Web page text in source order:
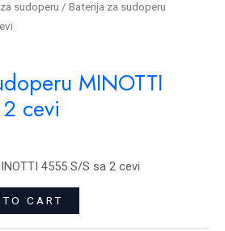
sudoperu / Baterija za sudoperu
MINOTTI
cevi
4555 S/S sa 2 cevi
CART